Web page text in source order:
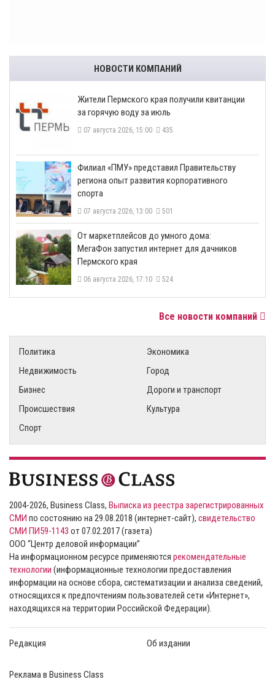
НОВОСТИ КОМПАНИЙ
​Жители Пермского края получили квитанции
за горячую воду за июль
07 августа 2026, 15:00 435
​Филиал «ПМУ» представил Правительству
региона опыт развития корпоративного
спорта
07 августа 2026, 13:00 501
От маркетплейсов до умного дома:
МегаФон запустил интернет для дачников
Пермского края
06 августа 2026, 17:10 524
Все новости компаний
Политика
Экономика
Недвижимость
Город
Бизнес
Дороги и транспорт
Происшествия
Культура
Спорт
2004-2026, Business Class, Выписка из реестра зарегистрированных
СМИ по состоянию на 29.08.2018 (интернет-сайт), свидетельство
СМИ ПИ59-1143 от 07.02.2017 (газета)
ООО “Центр деловой информации”
На информационном ресурсе применяются рекомендательные
технологии (информационные технологии предоставления
информации на основе сбора, систематизации и анализа сведений,
относящихся к предпочтениям пользователей сети «Интернет»,
находящихся на территории Российской Федерации).
Редакция Об издании
Реклама в Business Class